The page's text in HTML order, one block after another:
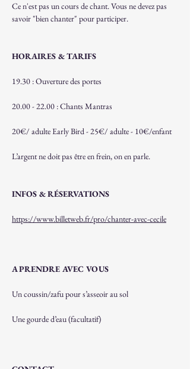
Ce n'est pas un cours de chant. Vous ne devez pas
savoir "bien chanter" pour participer.
HORAIRES & TARIFS
19.30 : Ouverture des portes
20.00 - 22.00 : Chants Mantras
20€/ adulte Early Bird - 25€/ adulte - 10€/enfant
L’argent ne doit pas être en frein, on en parle.
INFOS & RÉSERVATIONS
https://www.billetweb.fr/pro/chanter-avec-cecile
A PRENDRE AVEC VOUS
Un coussin/zafu pour s’asseoir au sol
Une gourde d’eau (facultatif)